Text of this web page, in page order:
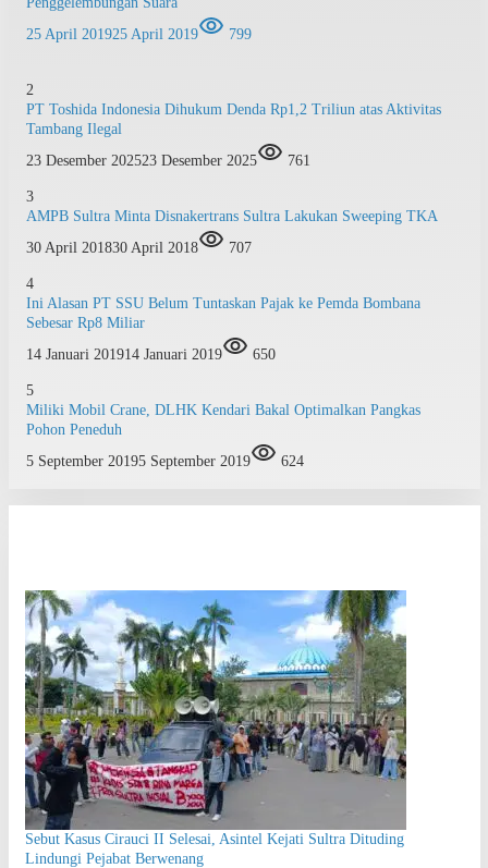
25 April 201925 April 2019 799
2
PT Toshida Indonesia Dihukum Denda Rp1,2 Triliun atas Aktivitas
Tambang Ilegal
23 Desember 202523 Desember 2025 761
3
AMPB Sultra Minta Disnakertrans Sultra Lakukan Sweeping TKA
30 April 201830 April 2018 707
4
Ini Alasan PT SSU Belum Tuntaskan Pajak ke Pemda Bombana
Sebesar Rp8 Miliar
14 Januari 201914 Januari 2019 650
5
Miliki Mobil Crane, DLHK Kendari Bakal Optimalkan Pangkas
Pohon Peneduh
5 September 20195 September 2019 624
Sebut Kasus Cirauci II Selesai, Asintel Kejati Sultra Dituding
Lindungi Pejabat Berwenang